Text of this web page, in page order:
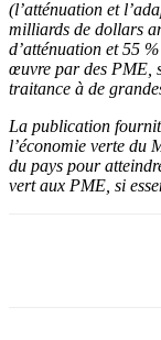
(l’atténuation et
milliards de dollars
d’atténuation et 55
œuvre par des PME,
traitance à de
La publication
l’économie verte du
du pays pour
vert aux PME, si